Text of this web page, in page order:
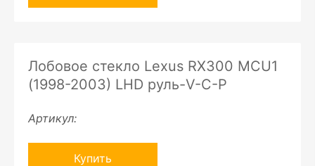
Лобовое стекло Lexus RX300 MCU1
(1998-2003) LHD руль-V-C-P
Артикул:
Купить